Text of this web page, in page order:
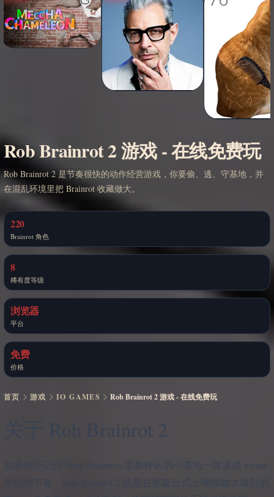
Rob Brainrot 2 游戏 - 在线免费玩
Rob Brainrot 2 是节奏很快的动作经营游戏，你要偷、逃、守基地，并
在混乱环境里把 Brainrot 收藏做大。
220
Brainrot 角色
8
稀有度等级
浏览器
平台
免费
价格
首页 游戏 IO GAMES Rob Brainrot 2 游戏 - 在线免费玩
关于 Rob Brainrot 2
如果你还记得 Steal Brainrots 里那种从弱小基地一路滚成 meme
帝国的节奏，Rob Brainrot 2 就是在那套公式上继续做大做乱的